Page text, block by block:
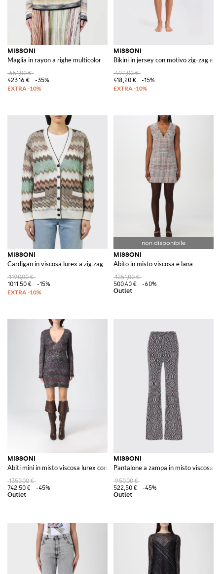
MISSONI
Maglia in rayon a righe multicolor
651,00 €
423,16 €
-35%
MISSONI
Bikini in jersey con motivo zig-zag e
492,00 €
418,20 €
-15%
MISSONI
Cardigan in viscosa lurex a zig zag
1190,00 €
1011,50 €
-15%
MISSONI
Abito in misto viscosa e lana
1251,00 €
500,40 €
-60%
MISSONI
Abiti mini in misto viscosa lurex con paillettes
1350,00 €
742,50 €
-45%
MISSONI
Pantalone a zampa in misto viscosa
950,00 €
522,50 €
-45%